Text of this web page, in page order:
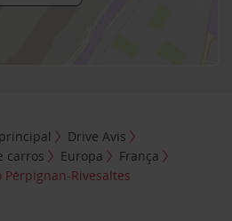
Drive Avis
carros
Europa
França
Pérpignan-Rivesaltes